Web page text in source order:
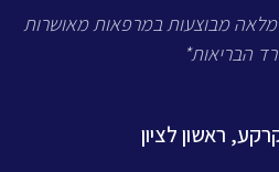
מבוצעות במרפאות מאושרות
הבריאות*